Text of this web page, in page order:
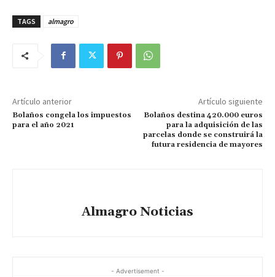
TAGS almagro
Artículo anterior
Bolaños congela los impuestos
para el año 2021
Artículo siguiente
Bolaños destina 420.000 euros
para la adquisición de las
parcelas donde se construirá la
futura residencia de mayores
Almagro Noticias
- Advertisement -